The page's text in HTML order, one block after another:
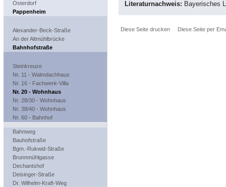
Osterdorf
Pappenheim
Alexander-Beck-Straße
An der Altmühlbrücke
Bahnhofstraße
Steinkreuze
Nr. 11 - Walmdachhaus
Nr. 16 - Fachwerk-Villa
Nr. 20 - Wohnhaus
Nr. 28/30 - Wohnhaus
Nr. 38/40 - Wohnhaus
Nr. 60 - Bahnhof
Bahnweg
Bauhofstraße
Bgm.-Rukwid-Straße
Brunnmühlgasse
Dechantshof
Deisinger-Straße
Dr. Wilhelm-Kraft-Weg
Literaturnachweis: Bayerisches
Diese Seite drucken Diese Seite per